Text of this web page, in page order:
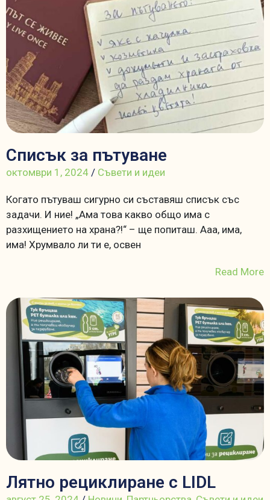
Списък за пътуване
октомври 1, 2024 / Съвети и идеи
Когато пътуваш сигурно си съставяш списък със
задачи. И ние! „Ама това какво общо има с
разхищението на храна?!“ – ще попиташ. Ааа, има,
има! Хрумвало ли ти е, освен
Read More
Лятно рециклиране с LIDL